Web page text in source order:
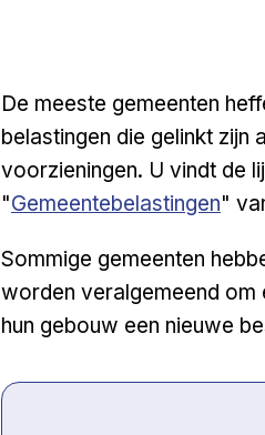
De meeste gemeenten
belastingen die gelinkt zijn
voorzieningen. U vindt de
"Gemeentebelastingen"
Sommige gemeenten
worden veralgemeend om
hun gebouw een nieuwe